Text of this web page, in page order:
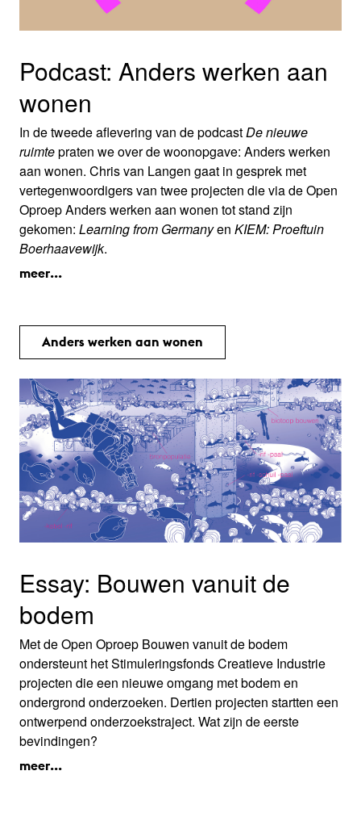
Podcast: Anders werken aan
wonen
In de tweede aflevering van de podcastDe nieuwe
ruimtepraten we over de woonopgave: Anders werken
aan wonen. Chris van Langen gaat in gesprek met
vertegenwoordigers van twee projecten die via de Open
Oproep Anders werken aan wonen tot stand zijn
gekomen: Learning from Germanyen KIEM: Proeftuin
Boerhaavewijk.
meer...
Anders werken aan wonen
Essay: Bouwen vanuit de
bodem
Met de Open Oproep Bouwen vanuit de bodem
ondersteunt het Stimuleringsfonds Creatieve Industrie
projecten die een nieuwe omgang met bodem en
ondergrond onderzoeken. Dertien projecten startten een
ontwerpend onderzoekstraject. Wat zijn de eerste
bevindingen?
meer...